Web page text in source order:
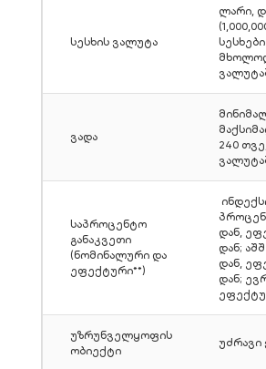
სესხის ვალუტა
ლარი,
ვადა
240
საპროცენტო
განაკვეთი
(ნომინალური და
ეფექტური**)
დან,
დან;
დან,
დან;
უზრუნველყოფის
ობიექტი
უძრავი